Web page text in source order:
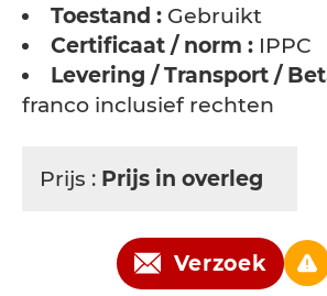
Toestand : Gebruikt
Certificaat / norm : IPPC
Levering / Transport /
franco inclusief rechten
Prijs : Prijs in overleg
Verzoek